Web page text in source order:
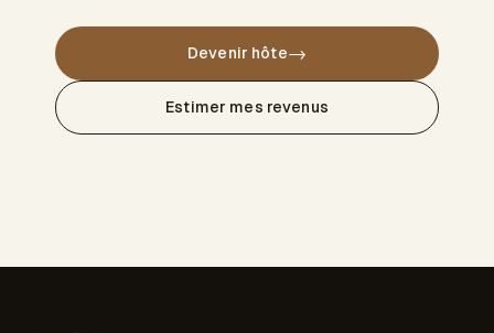
Devenir hôte→
Estimer mes revenus